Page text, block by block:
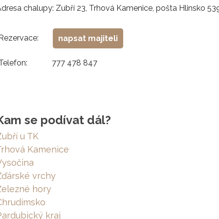
chalupy: Zubří 23, Trhová Kamenice, pošta Hlinsko
napsat majiteli
777 478 847
se podívat dál?
u TK
Kamenice
vrchy
hory
kraj